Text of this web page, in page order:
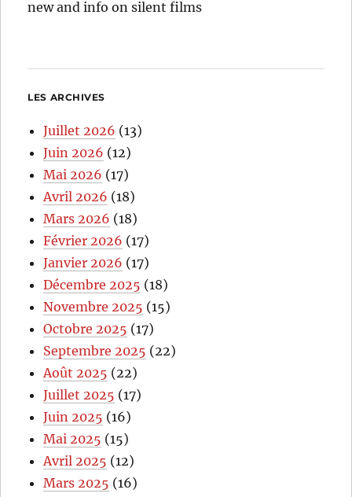
new and info on silent films
LES ARCHIVES
Juillet 2026 (13)
Juin 2026 (12)
Mai 2026 (17)
Avril 2026 (18)
Mars 2026 (18)
Février 2026 (17)
Janvier 2026 (17)
Décembre 2025 (18)
Novembre 2025 (15)
Octobre 2025 (17)
Septembre 2025 (22)
Août 2025 (22)
Juillet 2025 (17)
Juin 2025 (16)
Mai 2025 (15)
Avril 2025 (12)
Mars 2025 (16)